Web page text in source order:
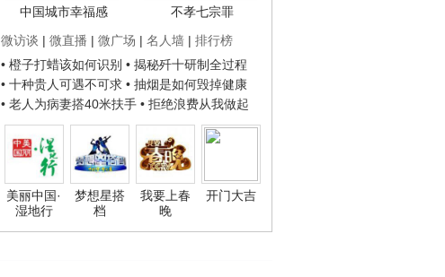
中国城市幸福感
不孝七宗罪
微访谈 | 微直播 | 微广场 | 名人墙 | 排行榜
• 橙子打蜡该如何识别 • 揭秘歼十研制全过程
• 十种贵人可遇不可求 • 抽烟是如何毁掉健康
• 老人为病妻搭40米扶手 • 拒绝浪费从我做起
美丽中国·
湿地行
梦想星搭
档
我要上春
晚
开门大吉